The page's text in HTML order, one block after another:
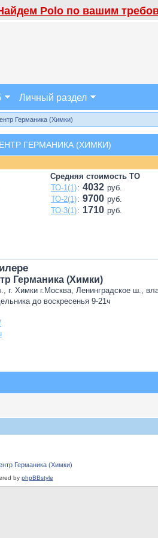
Polo по вашим
Личный раздел
Германика (Химки)
ГЕРМАНИКА (ХИМКИ)
Средняя стоимость ТО
ТО-1(1): 4032 руб.
ТО-2(1): 9700 руб.
ТО-3(1): 1710 руб.
Германика (Химки)
г. Химки г.Москва, Ленинградское ш.,
до воскресенья 9-21ч
Германика (Химки)
by phpBBstyle